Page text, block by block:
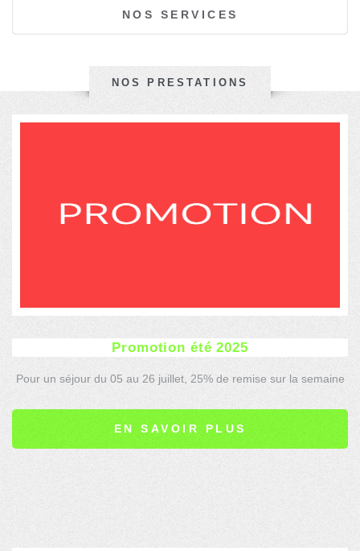
NOS SERVICES
NOS PRESTATIONS
Promotion été 2025
Pour un séjour du 05 au 26 juillet, 25% de remise sur la semaine
personnes.
EN SAVOIR PLUS